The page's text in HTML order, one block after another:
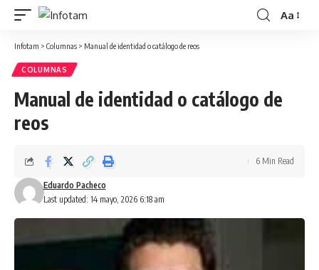
Aa
Infotam > Columnas > Manual de identidad o catálogo de reos
COLUMNAS
Manual de identidad o catálogo de
reos
Last updated: 14 mayo, 2026 6:18 am
Eduardo Pacheco
6 Min Read